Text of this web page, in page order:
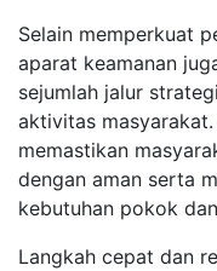
Selain memperkuat
aparat keamanan
sejumlah jalur
aktivitas
memastikan
dengan aman serta
kebutuhan pokok
Langkah cepat dan